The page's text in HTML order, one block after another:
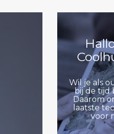
Wil je als
bij de tijd
Daarom
laatste
voor